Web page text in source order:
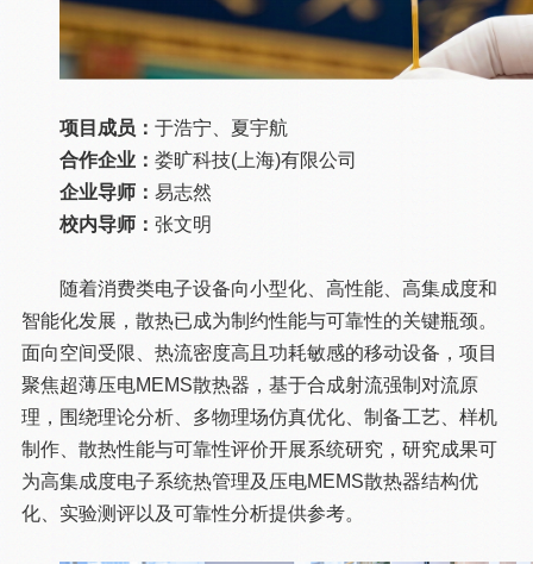
项目成员：于浩宁、夏宇航
合作企业：娄旷科技(上海)有限公司
企业导师：易志然
校内导师：张文明
随着消费类电子设备向小型化、高性能、高集成度和
智能化发展，散热已成为制约性能与可靠性的关键瓶颈。
面向空间受限、热流密度高且功耗敏感的移动设备，项目
聚焦超薄压电MEMS散热器，基于合成射流强制对流原
理，围绕理论分析、多物理场仿真优化、制备工艺、样机
制作、散热性能与可靠性评价开展系统研究，研究成果可
为高集成度电子系统热管理及压电MEMS散热器结构优
化、实验测评以及可靠性分析提供参考。